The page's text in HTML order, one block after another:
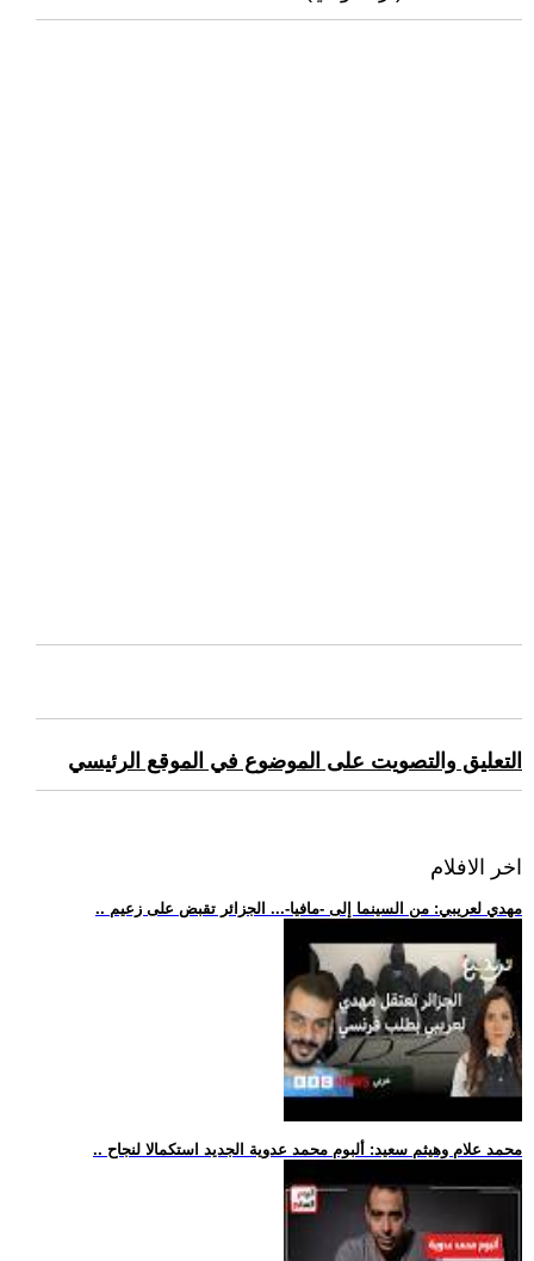
التعليق والتصويت على الموضوع في الموقع الرئيسي
اخر الافلام
.. مهدي لعريبي: من السينما إلى -مافيا-... الجزائر تقبض على زعيم
.. محمد علام وهيثم سعيد: ألبوم محمد عدوية الجديد استكمالا لنجاح